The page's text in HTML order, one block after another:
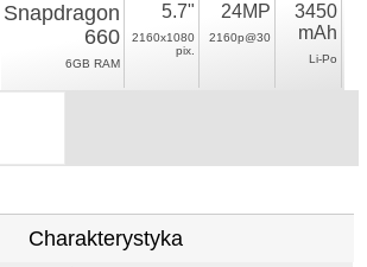
Snapdragon
660
6GB RAM
5.7"
2160x1080
pix.
24MP
2160p@30
3450
mAh
Li-Po
Charakterystyka